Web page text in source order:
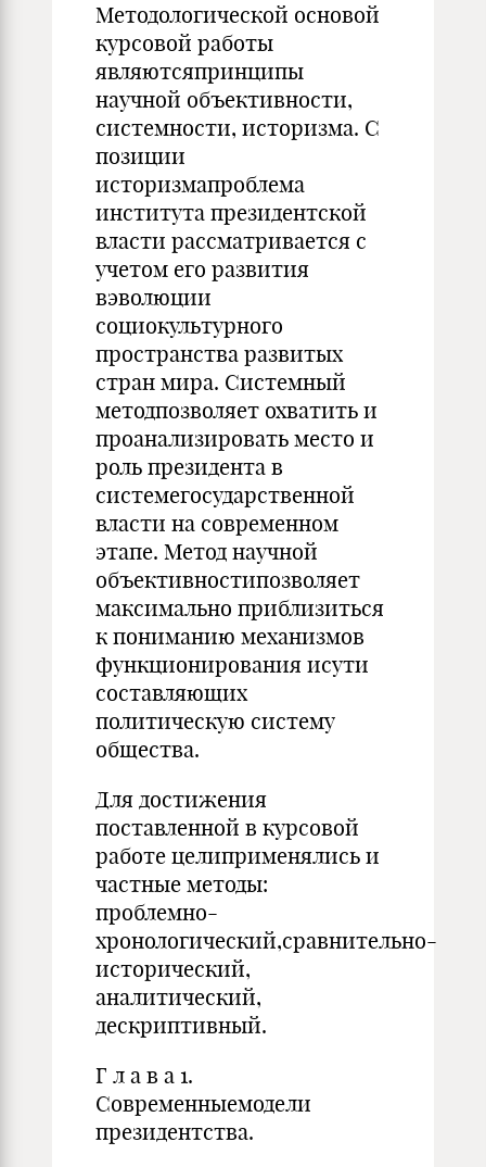
Методологической основой
курсовой работы
являютсяпринципы
научной объективности,
системности, историзма. С
позиции
историзмапроблема
института президентской
власти рассматривается с
учетом его развития
вэволюции
социокультурного
пространства развитых
стран мира. Системный
методпозволяет охватить и
проанализировать место и
роль президента в
системегосударственной
власти на современном
этапе. Метод научной
объективностипозволяет
максимально приблизиться
к пониманию механизмов
функционирования исути
составляющих
политическую систему
общества.
Для достижения
поставленной в курсовой
работе целиприменялись и
частные методы:
проблемно-
хронологический,сравнительно-
исторический,
аналитический,
дескриптивный.
Г л а в а 1.
Современныемодели
президентства.